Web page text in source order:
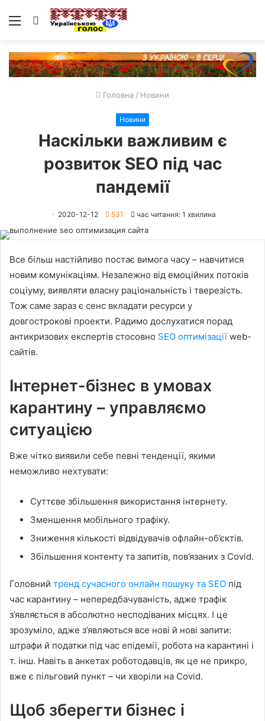
Меню Пошук
Головна / Новини
Новини
Наскільки важливим є
розвиток SEO під час
пандемії
2020-12-12 531 час читання: 1 хвилина
Все більш настійливо постає вимога часу – навчитися
новим комунікаціям. Незалежно від емоційних потоків
соціуму, виявляти власну раціональність і тверезість.
Тож саме зараз є сенс вкладати ресурси у
довгострокові проекти. Радимо дослухатися порад
антикризових експертів стосовно SEO оптимізації web-
сайтів.
Інтернет-бізнес в умовах
карантину – управляємо
ситуацією
Вже чітко виявили себе певні тенденції, якими
неможливо нехтувати:
Суттєве збільшення використання інтернету.
Зменшення мобільного трафіку.
Зниження кількості відвідувачів офлайн-об’єктів.
Збільшення контенту та запитів, пов’язаних з Covid.
Головний тренд сучасного онлайн пошуку та SEO під
час карантину – непередбачуваність, адже трафік
з’являється в абсолютно несподіваних місцях. І це
зрозуміло, адже з’являються все нові й нові запити:
штрафи й податки під час епідемії, робота на карантині і
т. інш. Навіть в анкетах роботодавців, як це не прикро,
вже є пільговий пункт – чи хворіли на Covid.
Щоб зберегти бізнес і